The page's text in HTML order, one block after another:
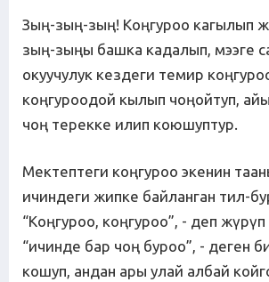
Зың-зың-зың! Коңгуроо кагылып
зың-зыңы башка кадалып, мээге
окуучулук кездеги темир
коңгуроодой кылып чоңойтуп,
чоң терекке илип коюшуптур.
Мектептеги коңгуроо экенин
ичиндеги жипке байланган тил-
“Коңгуроо, коңгуроо”, - деп жүрүп
“ичинде бар чоң буроо”, - деген
кошуп, андан ары улай албай